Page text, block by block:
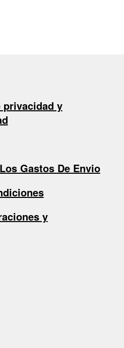
privacidad y
Gastos De Envio
y